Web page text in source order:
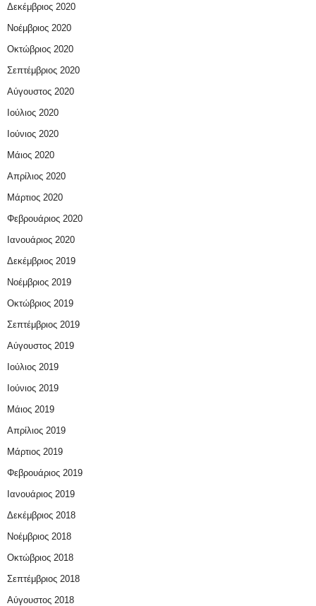
Δεκέμβριος 2020
Νοέμβριος 2020
Οκτώβριος 2020
Σεπτέμβριος 2020
Αύγουστος 2020
Ιούλιος 2020
Ιούνιος 2020
Μάιος 2020
Απρίλιος 2020
Μάρτιος 2020
Φεβρουάριος 2020
Ιανουάριος 2020
Δεκέμβριος 2019
Νοέμβριος 2019
Οκτώβριος 2019
Σεπτέμβριος 2019
Αύγουστος 2019
Ιούλιος 2019
Ιούνιος 2019
Μάιος 2019
Απρίλιος 2019
Μάρτιος 2019
Φεβρουάριος 2019
Ιανουάριος 2019
Δεκέμβριος 2018
Νοέμβριος 2018
Οκτώβριος 2018
Σεπτέμβριος 2018
Αύγουστος 2018